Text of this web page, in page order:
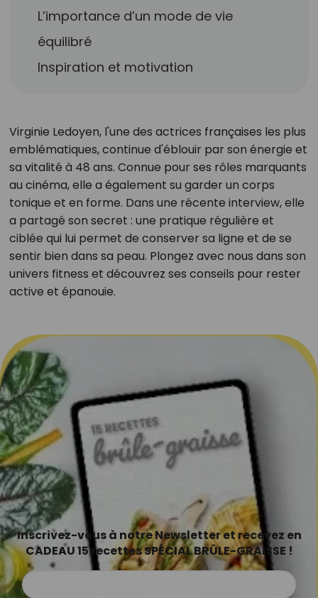
L’importance d’un mode de vie
équilibré
Inspiration et motivation
Virginie Ledoyen, l'une des actrices françaises les plus
emblématiques, continue d'éblouir par son énergie et
sa vitalité à 48 ans. Connue pour ses rôles marquants
au cinéma, elle a également su garder un corps
tonique et en forme. Dans une récente interview, elle
a partagé son secret : une pratique régulière et
ciblée qui lui permet de conserver sa ligne et de se
sentir bien dans sa peau. Plongez avec nous dans son
univers fitness et découvrez ses conseils pour rester
active et épanouie.
Inscrivez-vous à notre Newsletter et recevez en
CADEAU 15 recettes SPÉCIAL BRÛLE-GRAISSE !